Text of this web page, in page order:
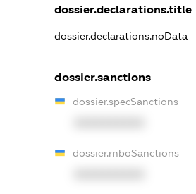
dossier.declarations.title
dossier.declarations.noData
dossier.sanctions
dossier.specSanctions
dossier.rnboSanctions